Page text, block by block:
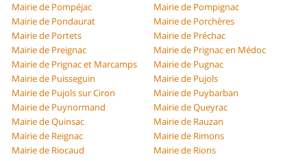
Mairie de Pompéjac
Mairie de Pompignac
Mairie de Pondaurat
Mairie de Porchères
Mairie de Portets
Mairie de Préchac
Mairie de Preignac
Mairie de Prignac en Médoc
Mairie de Prignac et Marcamps
Mairie de Pugnac
Mairie de Puisseguin
Mairie de Pujols
Mairie de Pujols sur Ciron
Mairie de Puybarban
Mairie de Puynormand
Mairie de Queyrac
Mairie de Quinsac
Mairie de Rauzan
Mairie de Reignac
Mairie de Rimons
Mairie de Riocaud
Mairie de Rions